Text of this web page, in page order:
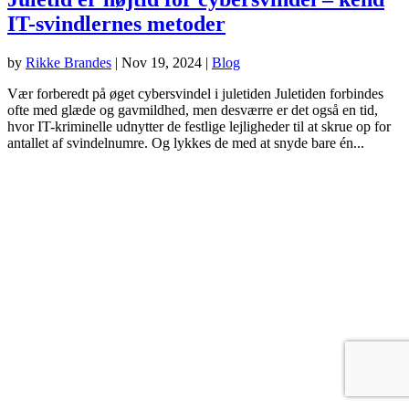
IT-svindlernes metoder
by Rikke Brandes | Nov 19, 2024 | Blog
Vær forberedt på øget cybersvindel i juletiden Juletiden forbindes
ofte med glæde og gavmildhed, men desværre er det også en tid,
hvor IT-kriminelle udnytter de festlige lejligheder til at skrue op for
antallet af svindelnumre. Og lykkes de med at snyde bare én...